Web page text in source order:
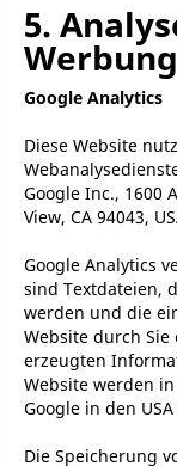
5.
Werbung
Google Analytics
Diese Website
Google Inc., 1600
View, CA 94043,
Google Analytics
sind Textdateien,
werden und die
Website durch
erzeugten
Website werden
Google in den
Die Speicherung